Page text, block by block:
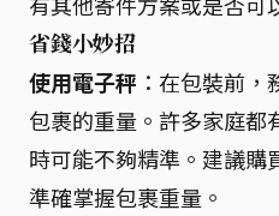
省錢小妙招
使用電子秤 ：在包裝前
包裹的重量。許多家庭都
時可能不夠精準。建議購
準確掌握包裹重量。